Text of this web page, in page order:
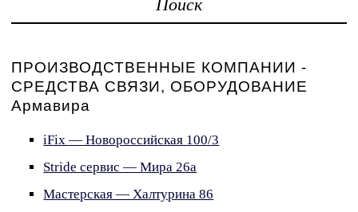
Поиск
ПРОИЗВОДСТВЕННЫЕ КОМПАНИИ -
СРЕДСТВА СВЯЗИ, ОБОРУДОВАНИЕ
Армавира
iFix — Новороссийская 100/3
Stride сервис — Мира 26а
Мастерская — Халтурина 86